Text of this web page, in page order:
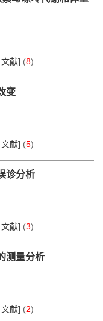
献] (8)
变
献] (5)
诊分析
献] (3)
测量分析
献] (2)